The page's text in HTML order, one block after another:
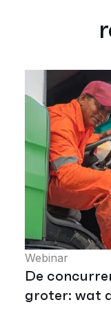
Webinar
De
groter: wat